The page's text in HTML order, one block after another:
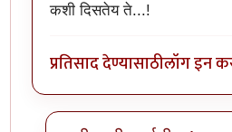
कशी दिसतेय ते...!
प्रतिसाद देण्यासाठीलॉग इन